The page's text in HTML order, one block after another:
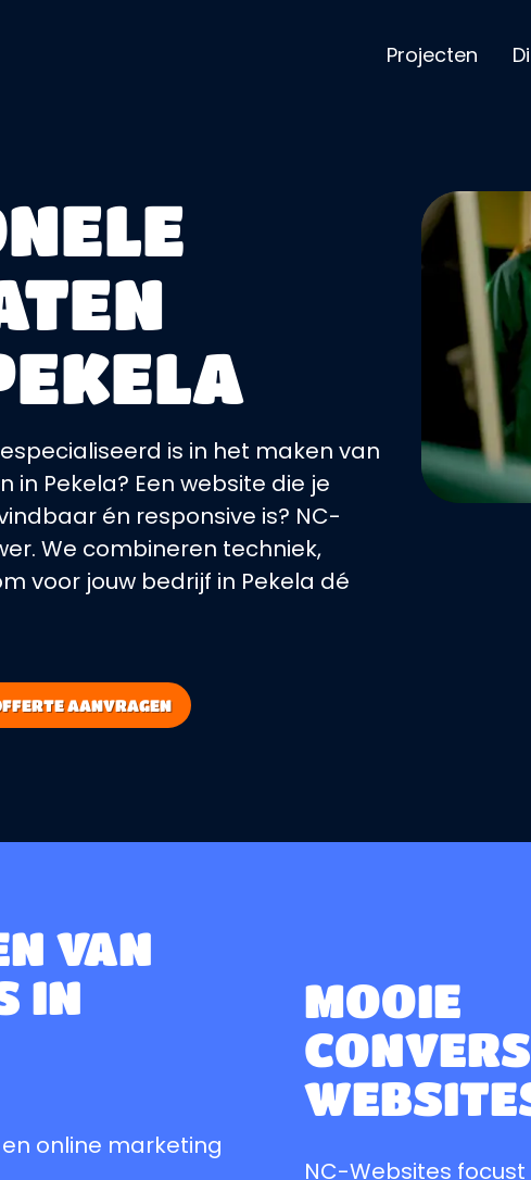
Projecten
is in het maken van
Pekela? Een website die je
én responsive is? NC-
We combineren techniek,
voor jouw bedrijf in Pekela dé
AANVRAGEN
MOOIE
NC-Websites
VAN
IN
online marketing